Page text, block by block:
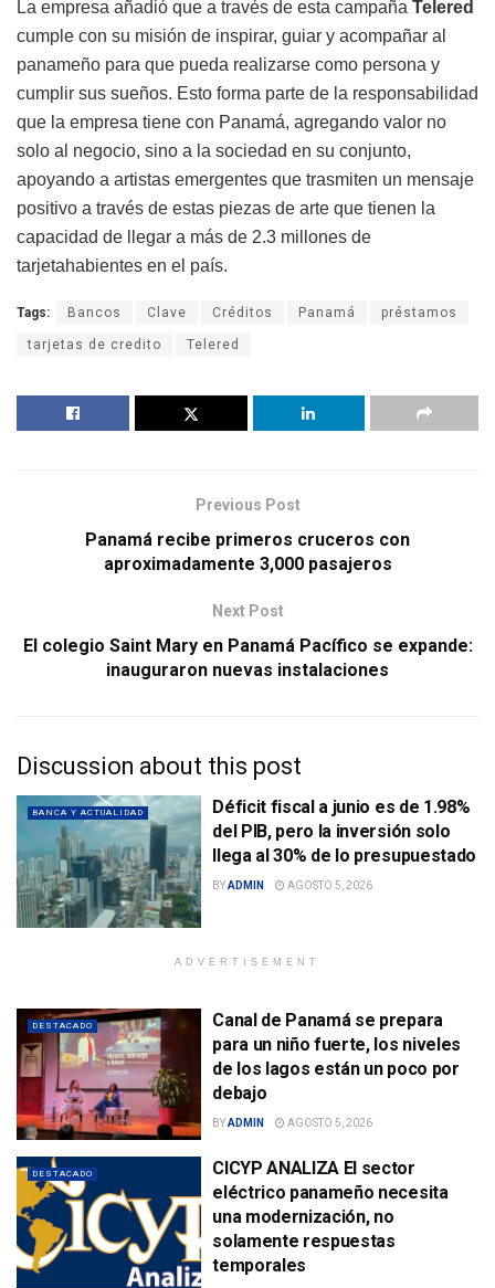
La empresa añadió que a través de esta campaña Telered
cumple con su misión de inspirar, guiar y acompañar al
panameño para que pueda realizarse como persona y
cumplir sus sueños. Esto forma parte de la responsabilidad
que la empresa tiene con Panamá, agregando valor no
solo al negocio, sino a la sociedad en su conjunto,
apoyando a artistas emergentes que trasmiten un mensaje
positivo a través de estas piezas de arte que tienen la
capacidad de llegar a más de 2.3 millones de
tarjetahabientes en el país.
Tags: Bancos Clave Créditos Panamá préstamos
tarjetas de credito Telered
Previous Post
Panamá recibe primeros cruceros con
aproximadamente 3,000 pasajeros
Next Post
El colegio Saint Mary en Panamá Pacífico se expande:
inauguraron nuevas instalaciones
Discussion about this post
BANCA Y ACTUALIDAD
Déficit fiscal a junio es de 1.98%
del PIB, pero la inversión solo
llega al 30% de lo presupuestado
BYADMIN AGOSTO 5, 2026
ADVERTISEMENT
DESTACADO
Canal de Panamá se prepara
para un niño fuerte, los niveles
de los lagos están un poco por
debajo
BYADMIN AGOSTO 5, 2026
DESTACADO
CICYP ANALIZA El sector
eléctrico panameño necesita
una modernización, no
solamente respuestas
temporales